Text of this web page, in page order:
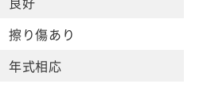
擦り傷あり
年式相応